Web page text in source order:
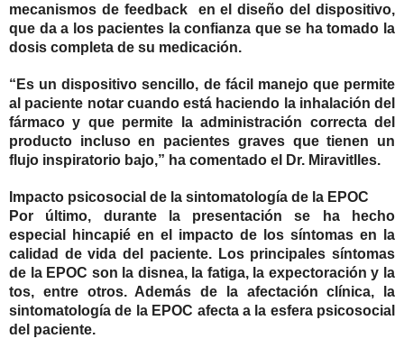
mecanismos de feedback en el diseño del dispositivo,
que da a los pacientes la confianza que se ha tomado la
dosis completa de su medicación.
“Es un dispositivo sencillo, de fácil manejo que permite
al paciente notar cuando está haciendo la inhalación del
fármaco y que permite la administración correcta del
producto incluso en pacientes graves que tienen un
flujo inspiratorio bajo,” ha comentado el Dr. Miravitlles.
Impacto psicosocial de la sintomatología de la EPOC
Por último, durante la presentación se ha hecho
especial hincapié en el impacto de los síntomas en la
calidad de vida del paciente. Los principales síntomas
de la EPOC son la disnea, la fatiga, la expectoración y la
tos, entre otros. Además de la afectación clínica, la
sintomatología de la EPOC afecta a la esfera psicosocial
del paciente.